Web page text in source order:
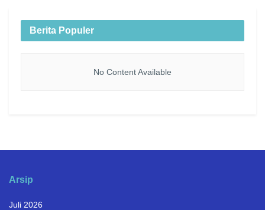
Berita Populer
No Content Available
Arsip
Juli 2026